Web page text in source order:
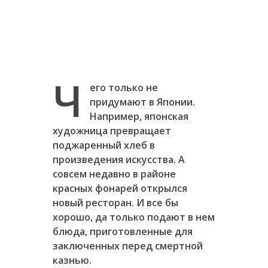
Ч
его только не
придумают в Японии.
Например, японская
художница превращает
поджаренный хлеб в
произведения искусства. А
совсем недавно в районе
красных фонарей открылся
новый ресторан. И все бы
хорошо, да только подают в нем
блюда, приготовленные для
заключенных перед смертной
казнью.